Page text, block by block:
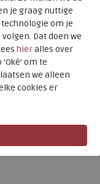
je graag nuttige
om je
Dat doen we
hieralles over
'Oké' om te
we alleen
cookies er